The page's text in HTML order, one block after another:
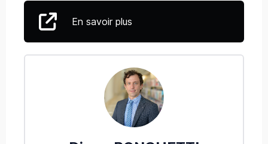
En savoir plus